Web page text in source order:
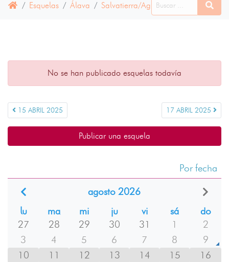
Esquelas Álava Salvatierra/Agurain 16 ABRIL
No se han publicado esquelas todavía
15 ABRIL 2025 17 ABRIL 2025
Publicar una esquela
Por fecha
agosto 2026
lu
ma mi ju vi sá
do
27
28 29 30 31 1
2
3
4 5 6 7 8
9
10
11 12 13 14 15
16